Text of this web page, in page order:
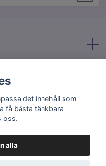
det innehåll som
få bästa tänkbara
oss.
alla